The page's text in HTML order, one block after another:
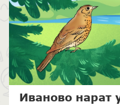
Иваново нарат